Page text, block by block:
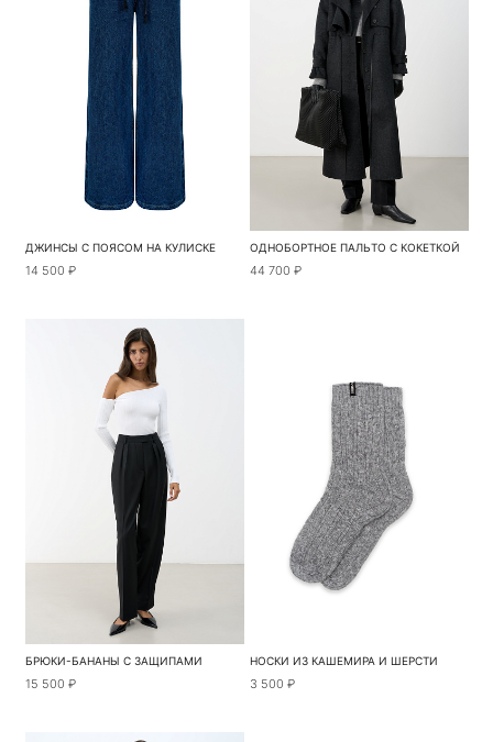
ДЖИНСЫ С ПОЯСОМ НА КУЛИСКЕ
14 500 ₽
ОДНОБОРТНОЕ ПАЛЬТО С КОКЕТКОЙ
44 700 ₽
БРЮКИ-БАНАНЫ С ЗАЩИПАМИ
15 500 ₽
НОСКИ ИЗ КАШЕМИРА И ШЕРСТИ
3 500 ₽